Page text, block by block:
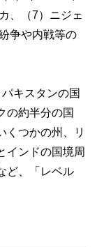
、（7）ニジェ
争や内戦等の
キスタンの国
の約半分の国
くつかの州、リ
インドの国境周
ど、「レベル